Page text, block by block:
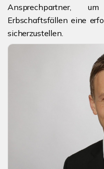
Ansprechpartner,
Erbschaftsfällen eine
sicherzustellen.